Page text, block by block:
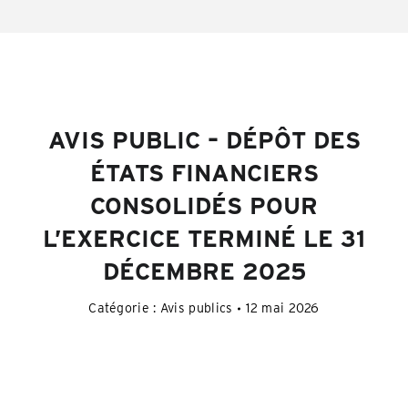
AVIS PUBLIC – DÉPÔT DES
ÉTATS FINANCIERS
CONSOLIDÉS POUR
L’EXERCICE TERMINÉ LE 31
DÉCEMBRE 2025
Catégorie : Avis publics 12 mai 2026